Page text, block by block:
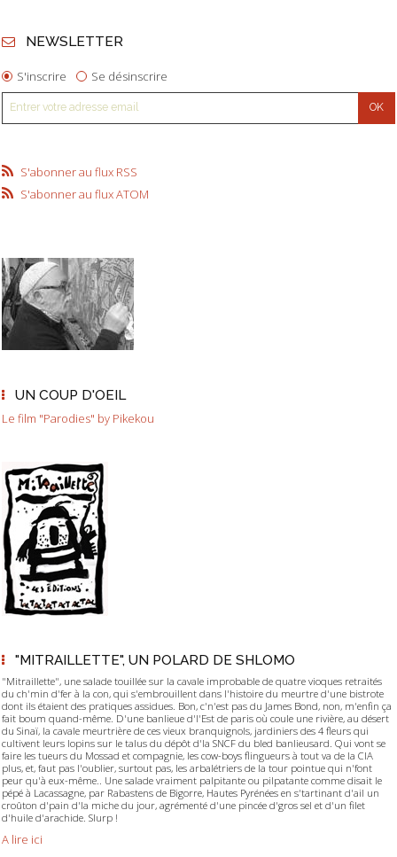
NEWSLETTER
S'inscrire Se désinscrire
S'abonner au flux RSS
S'abonner au flux ATOM
UN COUP D'OEIL
Le film "Parodies" by Pikekou
"MITRAILLETTE", UN POLARD DE SHLOMO
"Mitraillette", une salade touillée sur la cavale improbable de quatre vioques retraités
du ch'min d'fer à la con, qui s'embrouillent dans l'histoire du meurtre d'une bistrote
dont ils étaient des pratiques assidues. Bon, c'n'est pas du James Bond, non, m'enfin ça
fait boum quand-même. D'une banlieue d'l'Est de paris où coule une rivière, au désert
du Sinaï, la cavale meurtrière de ces vieux branquignols, jardiniers des 4 fleurs qui
cultivent leurs lopins sur le talus du dépôt d'la SNCF du bled banlieusard. Qui vont se
faire les tueurs du Mossad et compagnie, les cow-boys flingueurs à tout va de la CIA
plus, et, faut pas l'oublier, surtout pas, les arbalétriers de la tour pointue qui n'font
peur qu'à eux-même.. Une salade vraiment palpitante ou pilpatante comme disait le
pépé à Lacassagne, par Rabastens de Bigorre, Hautes Pyrénées en s'tartinant d'ail un
croûton d'pain d'la miche du jour, agrémenté d'une pincée d'gros sel et d'un filet
d'huile d'arachide. Slurp !
A lire ici